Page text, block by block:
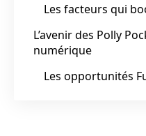
Les facteurs qui
L’avenir des Polly
numérique
Les opportunités